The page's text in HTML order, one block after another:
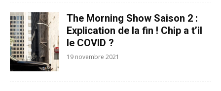
The Morning Show Saison 2 :
Explication de la fin ! Chip a t’il
le COVID ?
19 novembre 2021